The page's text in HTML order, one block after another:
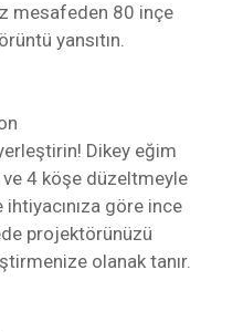
mesafeden 80 inçe
yansıtın.
Dikey eğim
4 köşe düzeltmeyle
göre ince
projektörünüzü
olanak tanır.